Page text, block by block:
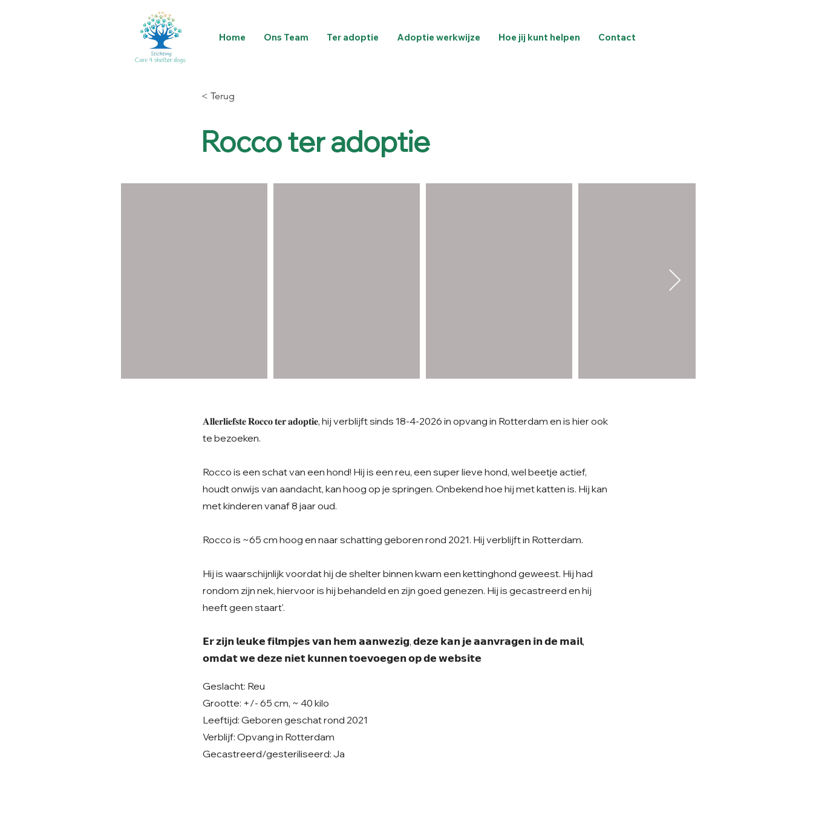
Home Ons Team Ter adoptie Adoptie werkwijze Hoe jij kunt helpen Contact
< Terug
Rocco ter adoptie
𝐀𝐥𝐥𝐞𝐫𝐥𝐢𝐞𝐟𝐬𝐭𝐞 𝐑𝐨𝐜𝐜𝐨 𝐭𝐞𝐫 𝐚𝐝𝐨𝐩𝐭𝐢𝐞, hij verblijft sinds 18-4-2026 in opvang in Rotterdam en is hier ook
te bezoeken.
Rocco is een schat van een hond! Hij is een reu, een super lieve hond, wel beetje actief,
houdt onwijs van aandacht, kan hoog op je springen. Onbekend hoe hij met katten is. Hij kan
met kinderen vanaf 8 jaar oud.
Rocco is ~65 cm hoog en naar schatting geboren rond 2021. Hij verblijft in Rotterdam.
Hij is waarschijnlijk voordat hij de shelter binnen kwam een kettinghond geweest. Hij had
rondom zijn nek, hiervoor is hij behandeld en zijn goed genezen. Hij is gecastreerd en hij
heeft geen staart'.
𝗘𝗿 𝘇𝗶𝗷𝗻 𝗹𝗲𝘂𝗸𝗲 𝗳𝗶𝗹𝗺𝗽𝗷𝗲𝘀 𝘃𝗮𝗻 𝗵𝗲𝗺 𝗮𝗮𝗻𝘄𝗲𝘇𝗶𝗴, 𝗱𝗲𝘇𝗲 𝗸𝗮𝗻 𝗷𝗲 𝗮𝗮𝗻𝘃𝗿𝗮𝗴𝗲𝗻 𝗶𝗻 𝗱𝗲 𝗺𝗮𝗶𝗹,
𝗼𝗺𝗱𝗮𝘁 𝘄𝗲 𝗱𝗲𝘇𝗲 𝗻𝗶𝗲𝘁 𝗸𝘂𝗻𝗻𝗲𝗻 𝘁𝗼𝗲𝘃𝗼𝗲𝗴𝗲𝗻 𝗼𝗽 𝗱𝗲 𝘄𝗲𝗯𝘀𝗶𝘁𝗲
Geslacht: Reu
Grootte: +/- 65 cm, ~ 40 kilo
Leeftijd: Geboren geschat rond 2021
Verblijf: Opvang in Rotterdam
Gecastreerd/gesteriliseerd: Ja